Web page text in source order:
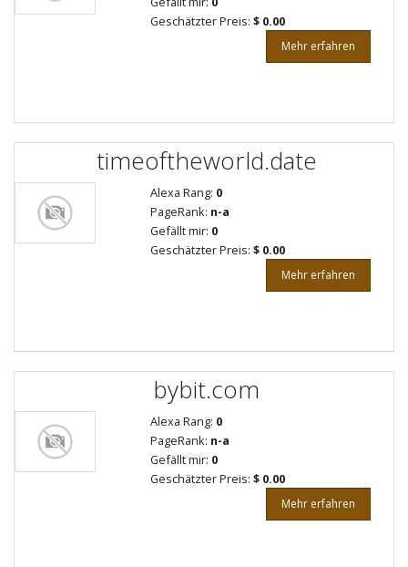
Geschätzter Preis: $ 0.00
Mehr erfahren
timeoftheworld.date
Alexa Rang: 0
PageRank: n-a
Gefällt mir: 0
Geschätzter Preis: $ 0.00
Mehr erfahren
bybit.com
Alexa Rang: 0
PageRank: n-a
Gefällt mir: 0
Geschätzter Preis: $ 0.00
Mehr erfahren